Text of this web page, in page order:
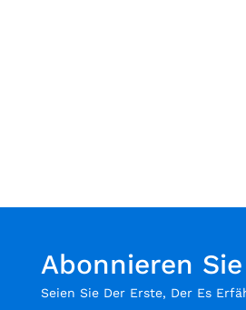
Abonnieren
Seien Sie Der Erste, Der Es